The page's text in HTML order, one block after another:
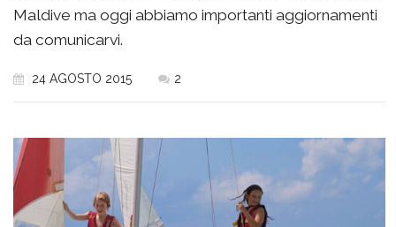
Maldive ma oggi abbiamo importanti aggiornamenti
da comunicarvi.
24 AGOSTO 2015 2